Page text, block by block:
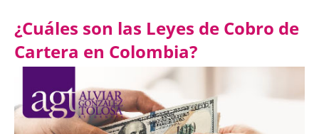
¿Cuáles son las Leyes de Cobro de
Cartera en Colombia?